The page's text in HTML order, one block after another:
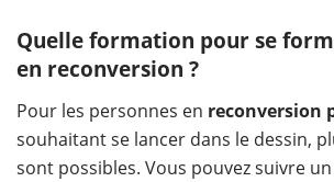
Quelle formation pour se
en reconversion ?
Pour les personnes en reconversion
souhaitant se lancer dans le dessin,
sont possibles. Vous pouvez suivre un